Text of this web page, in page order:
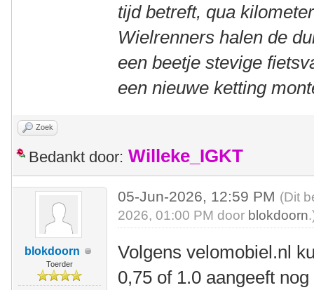
tijd betreft, qua
Wielrenners halen de
een beetje stevige
een nieuwe ketting
Zoek
Bedankt door: Willeke_IGKT
blokdoorn
Toerder
05-Jun-2026, 12:59 PM (Dit
2026, 01:00 PM door blokdoorn
Volgens velomobiel.nl
0,75 of 1.0 aangeeft